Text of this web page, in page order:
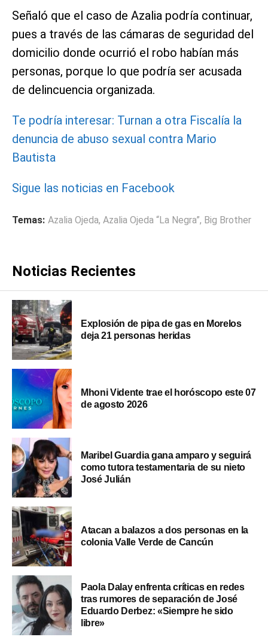
Señaló que el caso de Azalia podría continuar,
pues a través de las cámaras de seguridad del
domicilio donde ocurrió el robo habían más
personas, porque lo que podría ser acusada
de delincuencia organizada.
Te podría interesar: Turnan a otra Fiscalía la
denuncia de abuso sexual contra Mario
Bautista
Sigue las noticias en Facebook
Temas: Azalia Ojeda, Azalia Ojeda “La Negra”, Big Brother
Noticias Recientes
Explosión de pipa de gas en Morelos
deja 21 personas heridas
Mhoni Vidente trae el horóscopo este 07
de agosto 2026
Maribel Guardia gana amparo y seguirá
como tutora testamentaria de su nieto
José Julián
Atacan a balazos a dos personas en la
colonia Valle Verde de Cancún
Paola Dalay enfrenta críticas en redes
tras rumores de separación de José
Eduardo Derbez: «Siempre he sido
libre»